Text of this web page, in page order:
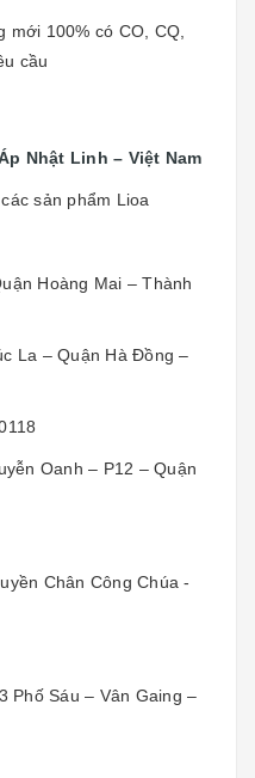
mới 100% có CO, CQ,
cầu
Nhật Linh – Việt Nam
sản phẩm Lioa
Hoàng Mai – Thành
La – Quận Hà Đồng –
Oanh – P12 – Quận
Chân Công Chúa -
Phố Sáu – Vân Gaing –